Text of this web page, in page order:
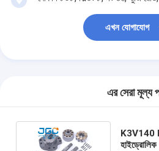
এখন যোগাযোগ
এর সেরা মূল্য
K3V140
হাইড্রোলিক